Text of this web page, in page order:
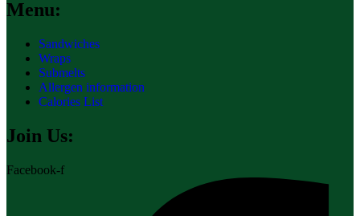
Menu:
Sandwiches
Wraps
Submelts
Allergen information
Calories List
Join Us:
Facebook-f